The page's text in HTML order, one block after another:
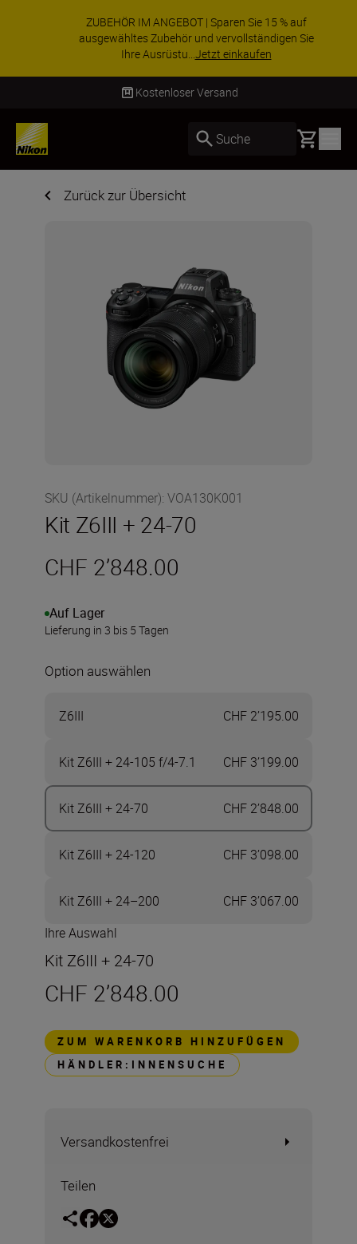
ZUBEHÖR IM ANGEBOT | Sparen Sie 15 % auf
ausgewähltes Zubehör und vervollständigen Sie
Ihre Ausrüstu...Jetzt einkaufen
Lieferung innerhalb von 4–6
Suche Basket
Zurück zur Übersicht
SKU (Artikelnummer): VOA130K001
Kit Z6III + 24-70
CHF 2’848.00
Auf Lager
Lieferung in 3 bis 5 Tagen
Option auswählen
Z6III CHF 2’195.00
Kit Z6III + 24-105 f/4-7.1 CHF 3’199.00
Kit Z6III + 24-70 CHF 2’848.00
Kit Z6III + 24-120 CHF 3’098.00
Kit Z6III + 24–200
CHF 3’067.00
Ihre Auswahl
Kit Z6III + 24-70
CHF 2’848.00
ZUM WARENKORB HINZUFÜGEN
HÄNDLER:INNENSUCHE
Versandkostenfrei
Teilen